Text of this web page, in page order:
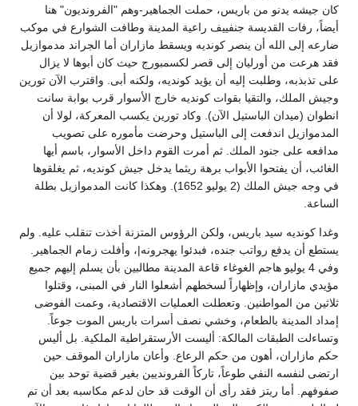
كان جيشه يدنو من باريس، حملت الجماهير-وهم "الفرونديون" هنا
أيضاً، رفات القديسة جنفييف راعية المدينة وطافت الشوارع في موكب
ضارعه إلى الله أن ينصر كونديه ويسقط مازاران أما الجراند مدموازيل
فقد هرعت من أورليان إلى قصر لكسمبورج حيث كان أبوها لا يزال
على تذبذبه، وطلبت إليه أن يؤيد كونديه، ولكنه أبى. واقترب الآن تورين
وجيش الملك، والتقيا بقوات كونديه خارج الأسوار قرب بوابة سانت
انطوان (ميدان الباستيل الآن). وكاد تورين يكسب المعركة، لولا أن
المدموازيل اندفعت إلى الباستيل وحرضت مأموره على تصويب
مدافعه على جنود الملك. ثم أمرت القوم داخل الأسوار، باسم أيها
الغائب، أن يفتحوا الأبواب برهة ريثما يدخل جيش كونديه، ثم يغلقوها
في وجه جيش الملك (2 يوليو 1652). وهكذا كانت المدموازيل بطلة
الساعة.
وغدا كونديه سيد باريس، ولكن الرؤوس المتزنة أخذت تنقلب عليه. ولم
يستطع أن يدفع رواتب جنده، فبدئوا يهجرونه|، وأفلت زمام الجماهير.
وفي 4 يوليو هاجم الغوغاء قاعة المدينة مطالبين بأن يسلم إليهم جميع
مؤيدي مازاران، وإظهاراً لسخطهم أشعلوا النار في المبنى، وقتلوا
ثلاثين من المواطنين. وتعطلت العمليات الاقتصادية، وعمت الفوضى
إمداد المدينة بالطعام، وخشي نصف أسرات باريس الموت جوعاً.
وتساءلت الطبقات المالكة: أليست الأرستقراطية الملكية. بل أليس
حكم مازاران، أهون من حكم الرعاع. وأعان مازاران الموقف حين
ارتضى لنفسه النفي طوعاً، تاركاً الفرونديين بغير قضية توحد بين
صفوفهم. أما ريتز فقد رأى أن الوقت قد حان لدعم مكاسبه بعد أن تم